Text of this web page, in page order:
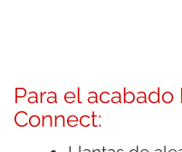
Para el
Connect: